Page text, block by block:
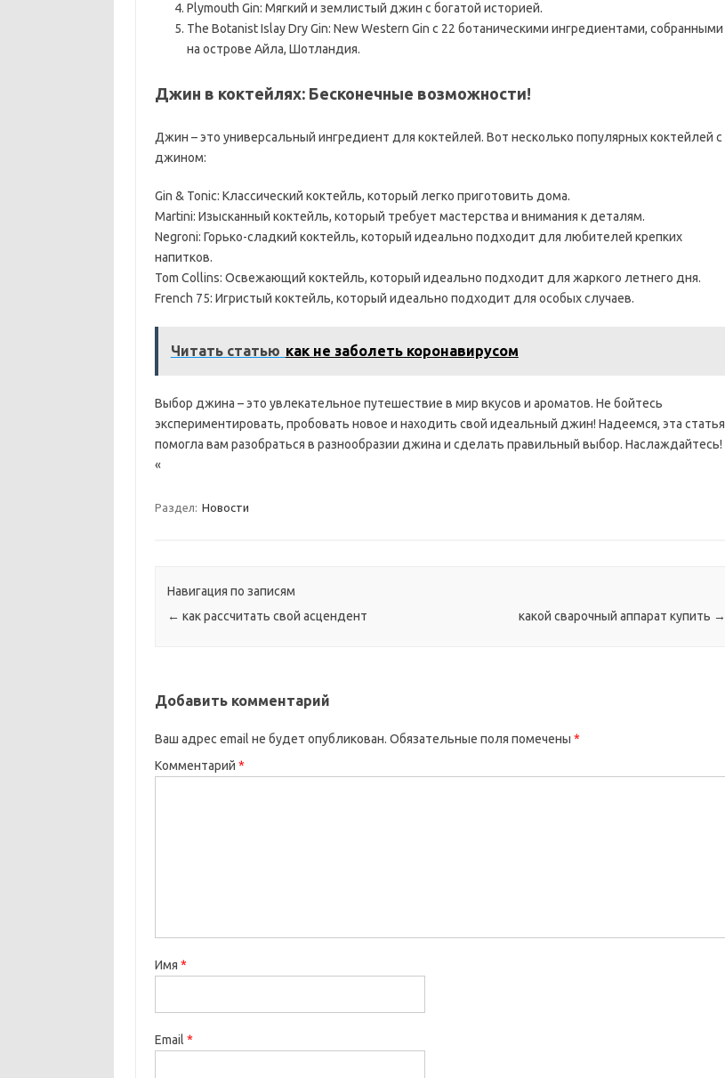
Plymouth Gin: Мягкий и землистый джин с богатой историей.
The Botanist Islay Dry Gin: New Western Gin с 22 ботаническими ингредиентами, собранными
на острове Айла, Шотландия.
Джин в коктейлях: Бесконечные возможности!
Джин – это универсальный ингредиент для коктейлей. Вот несколько популярных коктейлей с
джином:
Gin & Tonic: Классический коктейль, который легко приготовить дома.
Martini: Изысканный коктейль, который требует мастерства и внимания к деталям.
Negroni: Горько-сладкий коктейль, который идеально подходит для любителей крепких
напитков.
Tom Collins: Освежающий коктейль, который идеально подходит для жаркого летнего дня.
French 75: Игристый коктейль, который идеально подходит для особых случаев.
Читать статью как не заболеть коронавирусом
Выбор джина – это увлекательное путешествие в мир вкусов и ароматов. Не бойтесь
экспериментировать, пробовать новое и находить свой идеальный джин! Надеемся, эта статья
помогла вам разобраться в разнообразии джина и сделать правильный выбор. Наслаждайтесь!
«
Раздел: Новости
Навигация по записям
← как рассчитать свой асцендент какой сварочный аппарат купить →
Добавить комментарий
Ваш адрес email не будет опубликован. Обязательные поля помечены *
Комментарий *
Имя *
Email *